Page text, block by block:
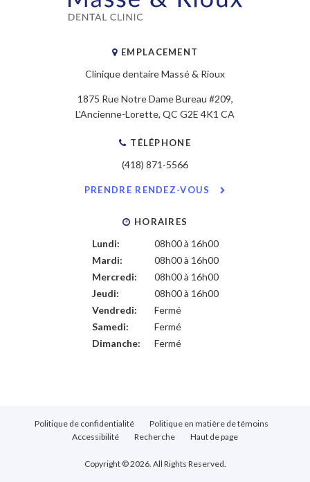
EMPLACEMENT
Clinique dentaire Massé & Rioux
1875 Rue Notre Dame Bureau #209
L'Ancienne-Lorette QC G2E 4K1 CA
TÉLÉPHONE
(418) 871-5566
PRENDRE RENDEZ-VOUS
HORAIRES
Lundi:
08h00 à 16h00
Mardi:
08h00 à 16h00
Mercredi:
08h00 à 16h00
Jeudi:
08h00 à 16h00
Vendredi:
Fermé
Samedi:
Fermé
Dimanche:
Fermé
Politique de confidentialité
Politique en matière de témoins
Accessibilité
Recherche Haut de page
Copyright © 2026. All Rights Reserved.